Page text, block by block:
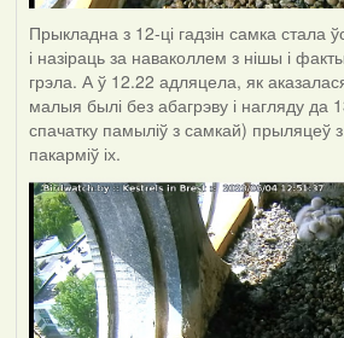
Прыкладна з 12-ці гадзін самка стала
і назіраць за наваколлем з нішы і
грэла. А ў 12.22 адляцела, як
малыя былі без абагрэву і нагляду да
спачатку памыліў з самкай) прыляцеў з
пакарміў іх.